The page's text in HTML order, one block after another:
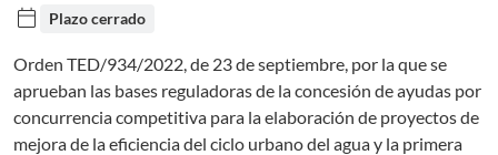
calendar_today Plazo cerrado
Orden TED/934/2022, de 23 de septiembre, por la que se
aprueban las bases reguladoras de la concesión de ayudas por
concurrencia competitiva para la elaboración de proyectos de
mejora de la eficiencia del ciclo urbano del agua y la primera